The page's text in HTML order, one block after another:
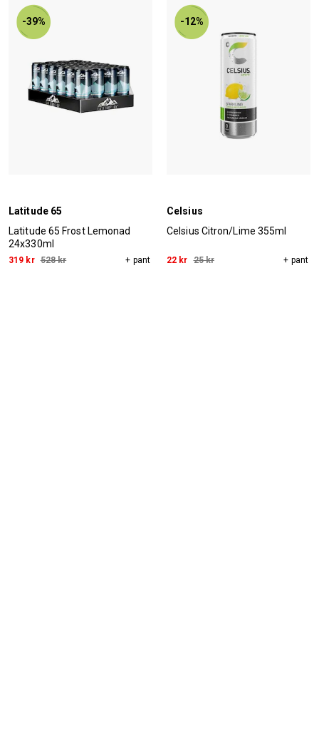
-39%
Latitude 65
Latitude 65 Frost Lemonad
24x330ml
319 kr 528 kr + pant
-12%
Celsius
Celsius Citron/Lime 355ml
22 kr 25 kr + pant